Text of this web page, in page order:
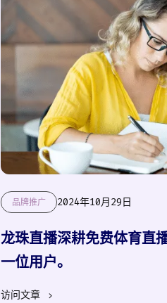
品牌推广 2024年10月29日
龙珠直播深耕免费体育直
一位用户。
访问文章